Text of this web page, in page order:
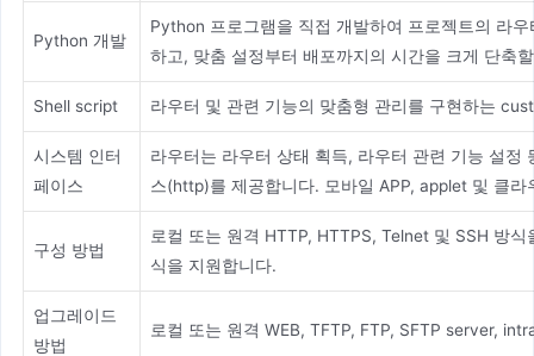
Python 개발
Python 프로그램을 직접 개발하여 프로젝트의 라
하고, 맞춤 설정부터 배포까지의 시간을 크게 단축
Shell script 라우터 및 관련 기능의 맞춤형 관리를 구현하는
시스템 인터
페이스
라우터는 라우터 상태 획득, 라우터 관련 기능 설정
스(http)를 제공합니다. 모바일 APP, applet 및 클라
구성 방법
로컬 또는 원격 HTTP, HTTPS, Telnet 및 SSH 방
식을 지원합니다.
업그레이드
방법
로컬 또는 원격 WEB, TFTP, FTP, SFTP server,